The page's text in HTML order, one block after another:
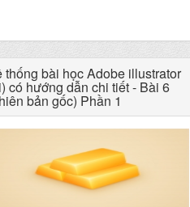
thống bài học Adobe illustrator
có hướng dẫn chi tiết - Bài 6
bản gốc) Phần 1